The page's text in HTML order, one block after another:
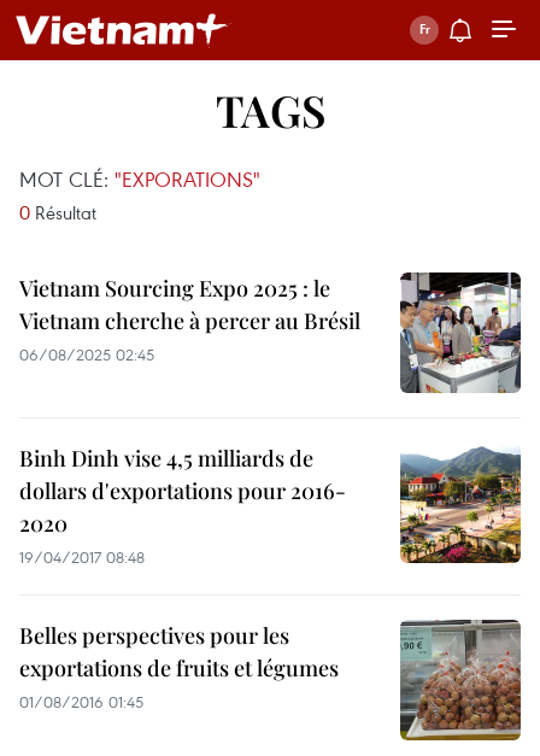
TAGS
MOT CLÉ: "EXPORATIONS"
0 Résultat
Vietnam Sourcing Expo 2025 : le
Vietnam cherche à percer au Brésil
06/08/2025 02:45
Binh Dinh vise 4,5 milliards de
dollars d'exportations pour 2016-
2020
19/04/2017 08:48
Belles perspectives pour les
exportations de fruits et légumes
01/08/2016 01:45